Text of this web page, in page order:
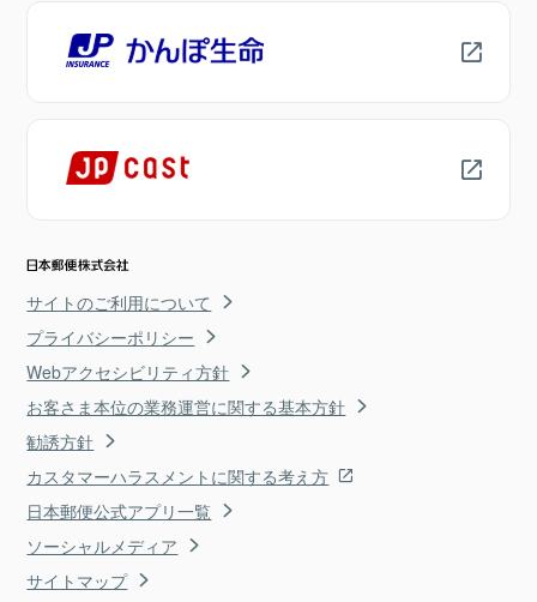
サイトのご利用について
プライバシーポリシー
Webアクセシビリティ方針
お客さま本位の業務運営に関する基本方針
勧誘方針
カスタマーハラスメントに関する考え方
日本郵便公式アプリ一覧
ソーシャルメディア
サイトマップ